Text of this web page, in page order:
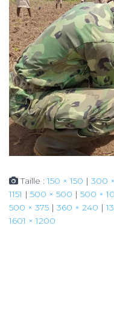
Taille :150 × 150 | 300
1151 | 500 × 500 | 500 ×
500 × 375 | 360 × 240 |
1601 × 1200